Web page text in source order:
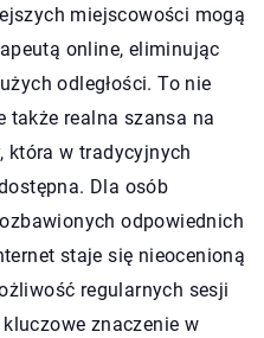
miejscowości mogą
online, eliminując
odległości. To nie
także realna szansa na
która w tradycyjnych
Dla osób
odpowiednich
staje się nieocenioną
regularnych sesji
znaczenie w